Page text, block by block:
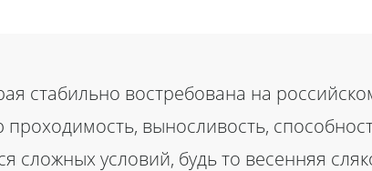
стабильно востребована на
выносливость,
условий, будь то весенняя